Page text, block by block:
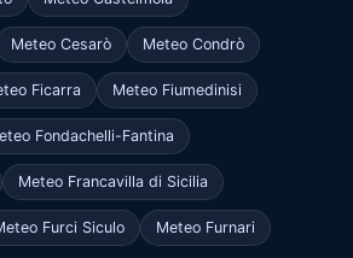
Meteo Cesarò Meteo Condrò
Ficarra Meteo Fiumedinisi
Fondachelli-Fantina
Meteo Francavilla di Sicilia
Furci Siculo Meteo Furnari